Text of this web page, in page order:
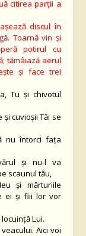
citirea parţii a
discul în
Toarnă vin şi
potirul cu
tămâiază aerul
şi face trei
Tu şi chivotul
cuvioşii Tăi se
nu întorci faţa
şi nu-l va
scaunul tău,
şi mărturiile
ei şi fiii lor vor
Lui.
Aici voi